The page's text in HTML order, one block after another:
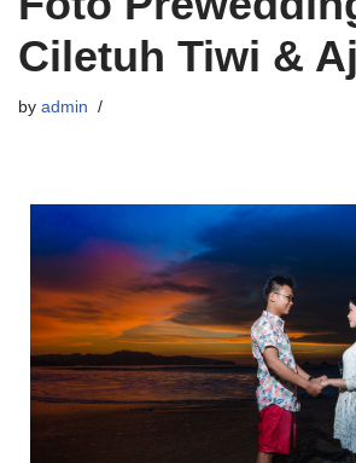
Ciletuh Tiwi &
by admin